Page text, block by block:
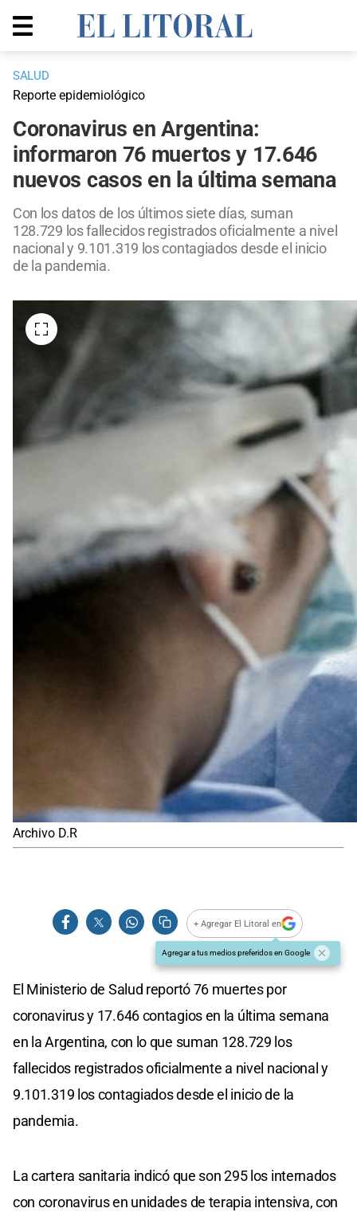
SALUD
Reporte epidemiológico
Coronavirus en Argentina:
informaron 76 muertos y 17.646
nuevos casos en la última semana
Con los datos de los últimos siete días, suman
128.729 los fallecidos registrados oficialmente a nivel
nacional y 9.101.319 los contagiados desde el inicio
de la pandemia.
Archivo D.R
+ Agregar El Litoral en
Agregar a tus medios preferidos en Google
El Ministerio de Salud reportó 76 muertes por
coronavirus y 17.646 contagios en la última semana
en la Argentina, con lo que suman 128.729 los
fallecidos registrados oficialmente a nivel nacional y
9.101.319 los contagiados desde el inicio de la
pandemia.
La cartera sanitaria indicó que son 295 los internados
con coronavirus en unidades de terapia intensiva, con